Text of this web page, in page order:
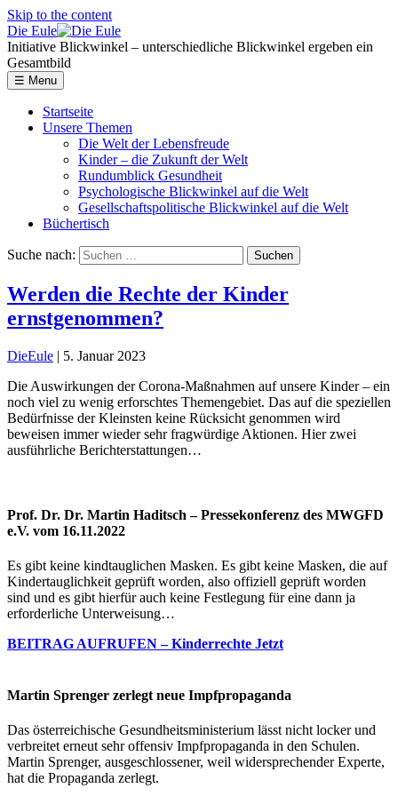
Skip to the content
Die Eule
Initiative Blickwinkel – unterschiedliche Blickwinkel ergeben ein
Gesamtbild
☰ Menu
Startseite
Unsere Themen
Die Welt der Lebensfreude
Kinder – die Zukunft der Welt
Rundumblick Gesundheit
Psychologische Blickwinkel auf die Welt
Gesellschaftspolitische Blickwinkel auf die Welt
Büchertisch
Suche nach:
Werden die Rechte der Kinder
ernstgenommen?
DieEule | 5. Januar 2023
Die Auswirkungen der Corona-Maßnahmen auf unsere Kinder – ein
noch viel zu wenig erforschtes Themengebiet. Das auf die speziellen
Bedürfnisse der Kleinsten keine Rücksicht genommen wird
beweisen immer wieder sehr fragwürdige Aktionen. Hier zwei
ausführliche Berichterstattungen…
Prof. Dr. Dr. Martin Haditsch – Pressekonferenz des MWGFD
e.V. vom 16.11.2022
Es gibt keine kindtauglichen Masken. Es gibt keine Masken, die auf
Kindertauglichkeit geprüft worden, also offiziell geprüft worden
sind und es gibt hierfür auch keine Festlegung für eine dann ja
erforderliche Unterweisung…
BEITRAG AUFRUFEN – Kinderrechte Jetzt
Martin Sprenger zerlegt neue Impfpropaganda
Das österreichische Gesundheitsministerium lässt nicht locker und
verbreitet erneut sehr offensiv Impfpropaganda in den Schulen.
Martin Sprenger, ausgeschlossener, weil widersprechender Experte,
hat die Propaganda zerlegt.